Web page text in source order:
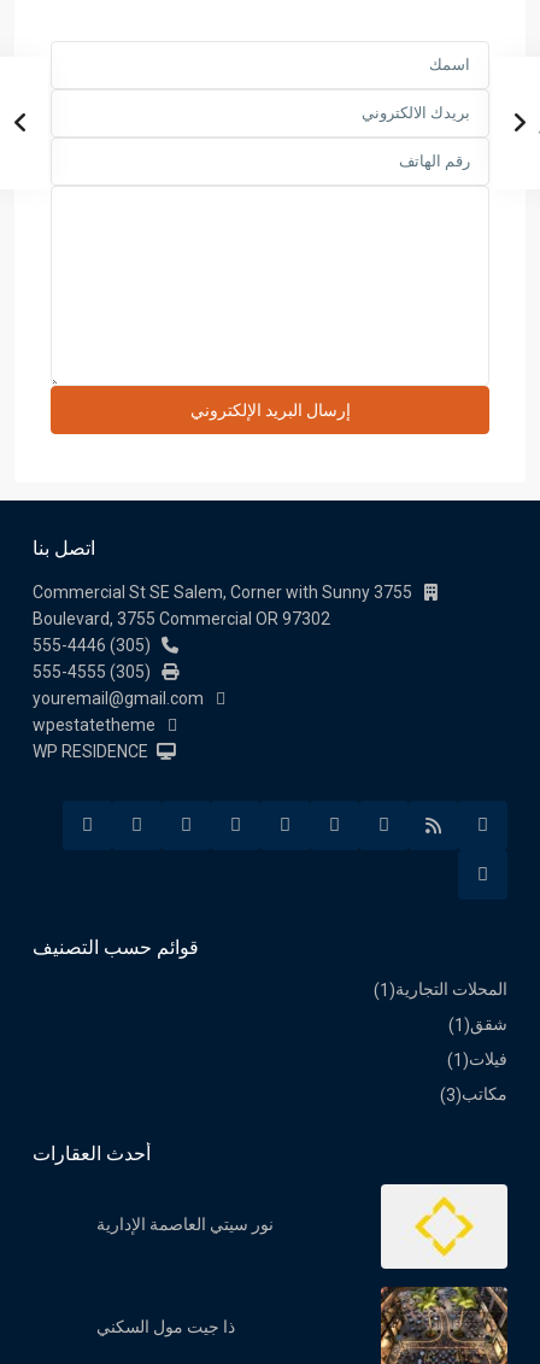
اتصل بنا
3755 Commercial St SE Salem, Corner with Sunny
Boulevard, 3755 Commercial OR 97302
(305) 555-4446
(305) 555-4555
youremail@gmail.com
wpestatetheme
WP RESIDENCE
قوائم حسب التصنيف
المحلات التجارية(1)
شقق(1)
فيلات(1)
مكاتب(3)
أحدث العقارات
نور سيتي العاصمة الإدارية
ذا جيت مول السكني